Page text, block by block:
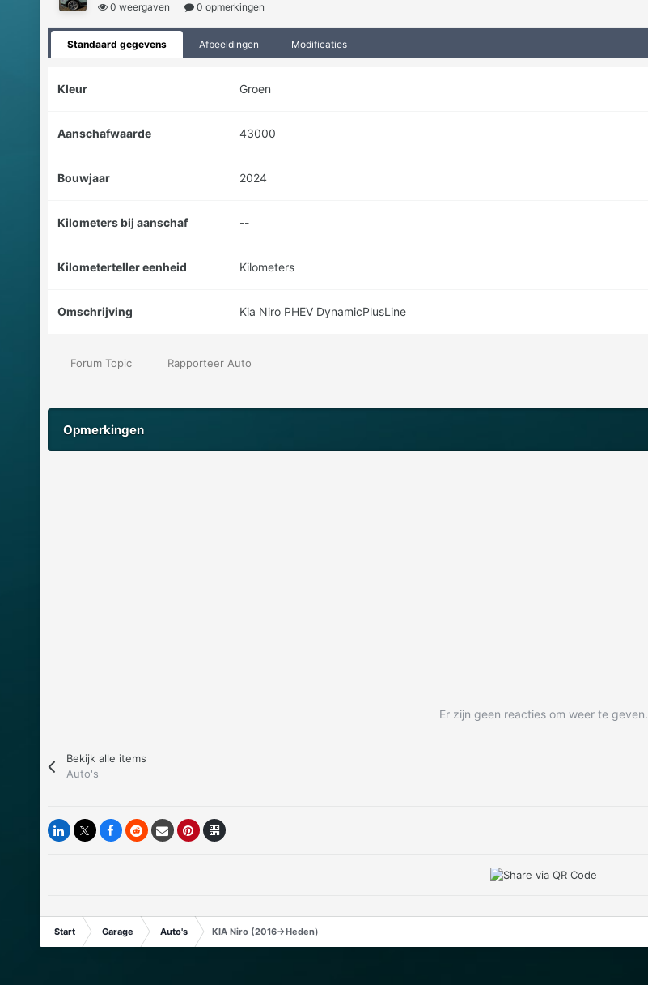
0 weergaven 0 opmerkingen
Standaard gegevens Afbeeldingen Modificaties
Kleur Groen
Aanschafwaarde 43000
Bouwjaar 2024
Kilometers bij aanschaf --
Kilometerteller eenheid Kilometers
Omschrijving Kia Niro PHEV DynamicPlusLine
Rapporteer Auto
Forum Topic
Opmerkingen
Er zijn geen reacties om weer te geven.
Bekijk alle items
Auto's
Start Garage Auto's KIA Niro (2016->Heden)